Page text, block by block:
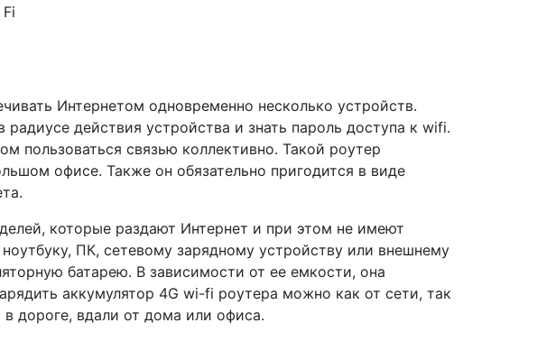
Интернетом одновременно несколько устройств.
действия устройства и знать пароль доступа к wifi.
пользоваться связью коллективно. Такой роутер
офисе. Также он обязательно пригодится в виде
которые раздают Интернет и при этом не имеют
ПК, сетевому зарядному устройству или внешнему
батарею. В зависимости от ее емкости, она
аккумулятор 4G wi-fi роутера можно как от сети, так
дороге, вдали от дома или офиса.